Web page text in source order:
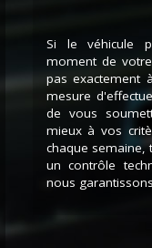
Si le véhicule
moment de
pas exactement
mesure
de vous
mieux à vos
chaque semaine,
un contrôle
nous